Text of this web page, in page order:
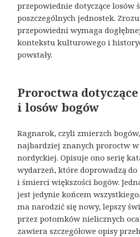
przepowiednie dotyczące losów
poszczególnych jednostek.
przepowiedni wymaga
kontekstu kulturowego i
powstały.
Proroctwa
i losów bogów
Ragnarok, czyli zmierzch
najbardziej znanych proroctw
nordyckiej. Opisuje ono serię
wydarzeń, które doprowadzą
i śmierci większości bogów.
jest jedynie końcem
ma narodzić się nowy, lepszy
przez potomków nielicznych
zawiera szczegółowe opisy